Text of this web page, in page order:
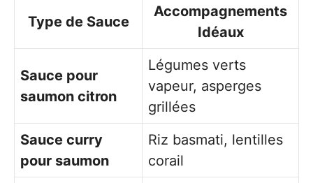
Type de Sauce
Accompagnements
Idéaux
Sauce pour
saumon citron
Légumes verts
vapeur, asperges
grillées
Sauce curry
pour saumon
Riz basmati, lentilles
corail